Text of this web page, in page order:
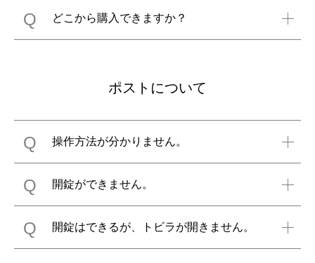
Q どこから購入できますか？
ポストについて
Q 操作方法が分かりません。
Q 開錠ができません。
Q 開錠はできるが、トビラが開きません。